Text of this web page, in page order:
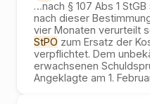
…nach § 107 Abs 1
nach dieser
vier Monaten verurteilt
StPO zum Ersatz der
verpflichtet. Dem
erwachsenen
Angeklagte am 1.